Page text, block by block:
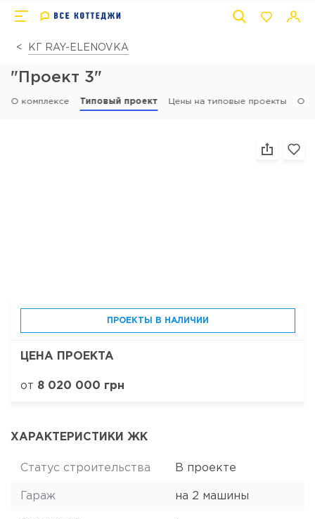
КГ RAY-ELENOVKA
"Проект 3"
О комплексе Типовый проект Цены на типовые проекты
ПРОЕКТЫ В НАЛИЧИИ
ЦЕНА ПРОЕКТА
от 8 020 000 грн
ХАРАКТЕРИСТИКИ ЖК
Статус строительства В проекте
Гараж на 2 машины